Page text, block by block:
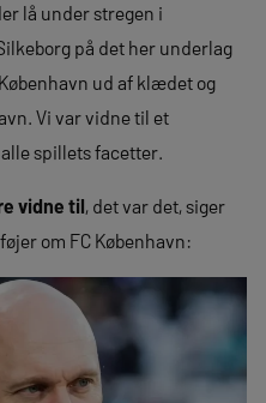
lå under stregen i
på det her underlag
ud af klædet og
Vi var vidne til et
spillets facetter.
vidne til, det var det, siger
om FC København: